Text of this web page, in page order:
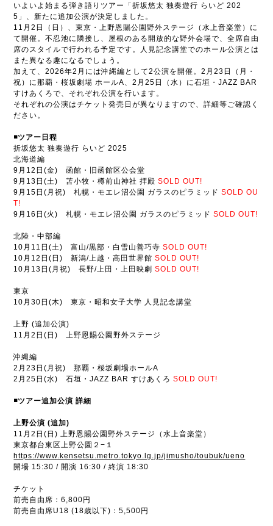
いよいよ始まる弾き語りツアー「折坂悠太 独奏遊行 らいど 202
5」、新たに追加公演が決定しました。
11月2日（日）、東京・上野恩賜公園野外ステージ（水上音楽堂）に
て開催。不忍池に隣接し、屋根のある開放的な野外会場で、全席自由
席のスタイルで行われる予定です。人見記念講堂でのホール公演とは
また異なる趣になるでしょう。
加えて、2026年2月には沖縄編として2公演を開催。2月23日（月・
祝）に那覇・桜坂劇場 ホールA、2月25日（水）に石垣・JAZZ BAR
すけあくろで、それぞれ公演を行います。
それぞれの公演はチケット発売日が異なりますので、詳細等ご確認く
ださい。
◾️ツアー日程
折坂悠太 独奏遊行 らいど 2025
北海道編
9月12日(金) 函館・旧函館区公会堂
9月13日(土) 苫小牧・樽前山神社 拝殿 SOLD OUT!
9月15日(月祝) 札幌・モエレ沼公園 ガラスのピラミッド SOLD OU
T!
9月16日(火) 札幌・モエレ沼公園 ガラスのピラミッド SOLD OUT!
北陸・中部編
10月11日(土) 富山/黒部・白雪山善巧寺 SOLD OUT!
10月12日(日) 新潟/上越・高田世界館 SOLD OUT!
10月13日(月祝) 長野/上田・上田映劇 SOLD OUT!
東京
10月30日(木) 東京・昭和女子大学 人見記念講堂
上野 (追加公演)
11月2日(日) 上野恩賜公園野外ステージ
沖縄編
2月23日(月祝) 那覇・桜坂劇場ホールA
2月25日(水) 石垣・JAZZ BAR すけあくろ SOLD OUT!
◾️ツアー追加公演 詳細
上野公演 (追加)
11月2日(日) 上野恩賜公園野外ステージ（水上音楽堂）
東京都台東区上野公園２−１
https://www.kensetsu.metro.tokyo.lg.jp/jimusho/toubuk/ueno
開場 15:30 / 開演 16:30 / 終演 18:30
チケット
前売自由席：6,800円
前売自由席U18 (18歳以下)：5,500円